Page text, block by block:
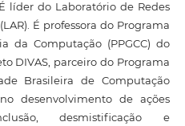
líder do Laboratório de Redes
É professora do Programa
da Computação (PPGCC) do
DIVAS, parceiro do Programa
Brasileira de Computação
desenvolvimento de ações
desmistificação e